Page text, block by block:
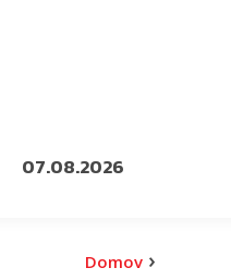
07.08.2026
Domov ›